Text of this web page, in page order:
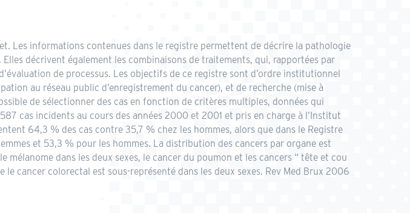
Les informations contenues dans le registre permettent de décrire la pathologie
décrivent également les combinaisons de traitements, qui, rapportées par
de processus. Les objectifs de ce registre sont d’ordre institutionnel
au réseau public d’enregistrement du cancer), et de recherche (mise à
de sélectionner des cas en fonction de critères multiples, données qui
cas incidents au cours des années 2000 et 2001 et pris en charge à l’Institut
64,3 % des cas contre 35,7 % chez les hommes, alors que dans le Registre
et 53,3 % pour les hommes. La distribution des cancers par organe est
dans les deux sexes, le cancer du poumon et les cancers “ tête et cou
cancer colorectal est sous-représenté dans les deux sexes. Rev Med Brux 2006